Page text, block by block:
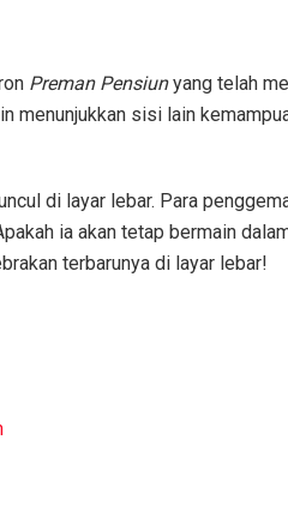
Preman Pensiunyang telah
menunjukkan sisi lain
di layar lebar. Para
ia akan tetap bermain
terbarunya di layar lebar!